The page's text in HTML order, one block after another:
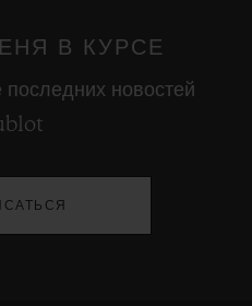
В КУРСЕ
последних новостей